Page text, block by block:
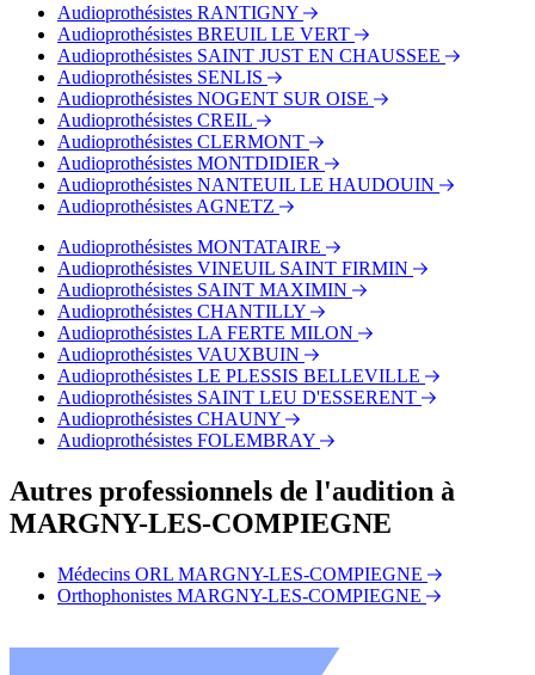
Audioprothésistes RANTIGNY
Audioprothésistes BREUIL LE VERT
Audioprothésistes SAINT JUST EN CHAUSSEE
Audioprothésistes SENLIS
Audioprothésistes NOGENT SUR OISE
Audioprothésistes CREIL
Audioprothésistes CLERMONT
Audioprothésistes MONTDIDIER
Audioprothésistes NANTEUIL LE HAUDOUIN
Audioprothésistes AGNETZ
Audioprothésistes MONTATAIRE
Audioprothésistes VINEUIL SAINT FIRMIN
Audioprothésistes SAINT MAXIMIN
Audioprothésistes CHANTILLY
Audioprothésistes LA FERTE MILON
Audioprothésistes VAUXBUIN
Audioprothésistes LE PLESSIS BELLEVILLE
Audioprothésistes SAINT LEU D'ESSERENT
Audioprothésistes CHAUNY
Audioprothésistes FOLEMBRAY
Autres professionnels de l'audition à
MARGNY-LES-COMPIEGNE
Médecins ORL MARGNY-LES-COMPIEGNE
Orthophonistes MARGNY-LES-COMPIEGNE